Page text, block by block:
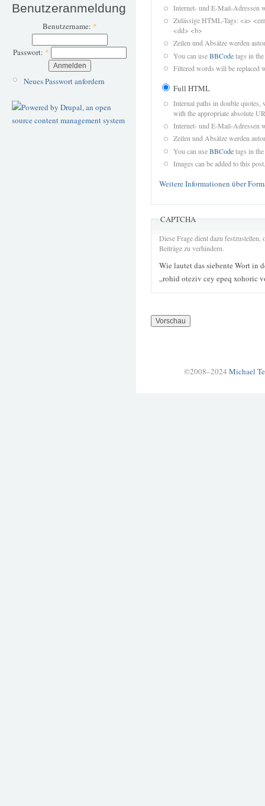
Benutzeranmeldung
Benutzername: *
Passwort: *
Neues Passwort anfordern
Internet- und E-Mail-Adressen
Zulässige HTML-Tags: <a>
<dd> <b>
Zeilen und Absätze werden
You can useBBCodetags in
Filtered words will be replaced
Full HTML
Internal paths in double quotes,
with the appropriate absolute
Internet- und E-Mail-Adressen
Zeilen und Absätze werden
You can useBBCodetags in
Images can be added to this post.
Weitere Informationen über
CAPTCHA
Diese Frage dient dazu
Beiträge zu verhindern.
Wie lautet das siebente Wort in
„rohid oteziv cey epeq xohoric
©2008–2024 Michael